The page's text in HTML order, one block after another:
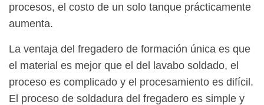
procesos, el costo de un solo tanque prácticamente
aumenta.
La ventaja del fregadero de formación única es que
el material es mejor que el del lavabo soldado, el
proceso es complicado y el procesamiento es difícil.
El proceso de soldadura del fregadero es simple y